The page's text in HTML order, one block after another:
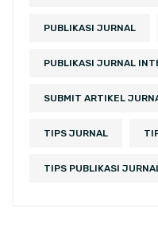
PUBLIKASI JURNAL
PUBLIKASI JURNAL
SUBMIT ARTIKEL
TIPS JURNAL
TIPS PUBLIKASI